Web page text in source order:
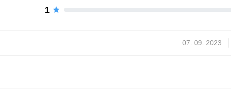
1
07. 09. 2023